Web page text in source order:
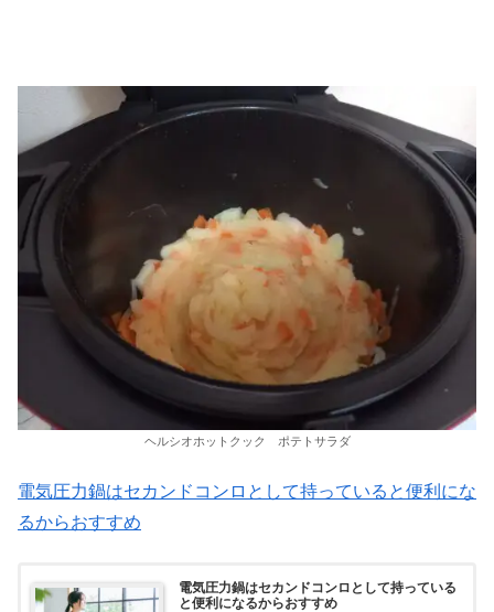
ヘルシオホットクック ポテトサラダ
電気圧力鍋はセカンドコンロとして持っていると便利にな
るからおすすめ
電気圧力鍋はセカンドコンロとして持っている
と便利になるからおすすめ